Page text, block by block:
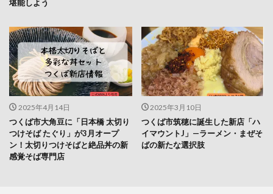
堪能しよう
2025年4月14日
つくば市大角豆に「日本橋 太切り
つけそば たぐり」が3月オープ
ン！太切りつけそばと絶品丼の新
感覚そば専門店
2025年3月10日
つくば市筑穂に誕生した新店「ハ
イマウントJ」—ラーメン・まぜそ
ばの新たな選択肢